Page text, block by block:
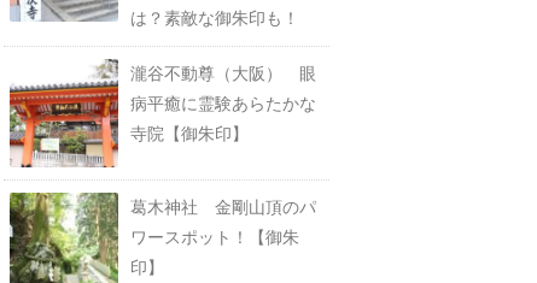
は？素敵な御朱印も！
瀧谷不動尊（大阪） 眼
病平癒に霊験あらたかな
寺院【御朱印】
葛木神社 金剛山頂のパ
ワースポット！【御朱
印】